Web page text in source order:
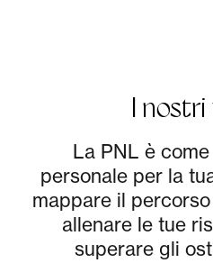
I nostri
La PNL è
personale per la
mappare il
allenare le tue
superare gli